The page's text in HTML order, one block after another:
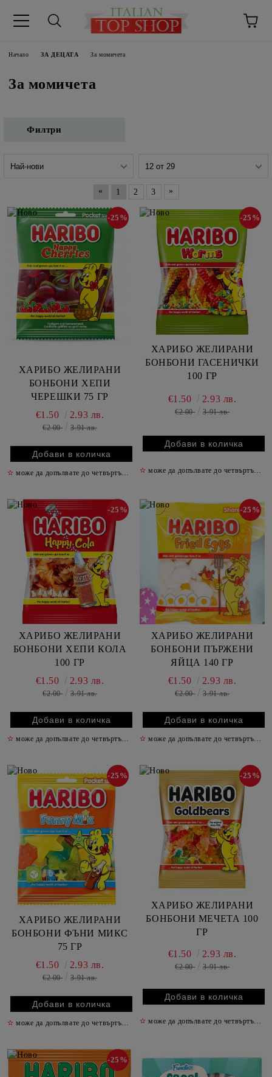
Начало ЗА ДЕЦАТА За момичета
За момичета
Филтри
« 1 2 3 »
ХАРИБО ЖЕЛИРАНИ
БОНБОНИ ХЕПИ
ЧЕРЕШКИ 75 ГР
-25%
€1.50 2.93 лв.
€2.00 3.91 лв.
✫ може да допълвате до четвъртък включително ✫
ХАРИБО ЖЕЛИРАНИ
БОНБОНИ ГАСЕНИЧКИ
100 ГР
-25%
€1.50 2.93 лв.
€2.00 3.91 лв.
✫ може да допълвате до четвъртък включително
ХАРИБО ЖЕЛИРАНИ
БОНБОНИ ХЕПИ КОЛА
100 ГР
-25%
€1.50 2.93 лв.
€2.00 3.91 лв.
✫ може да допълвате до четвъртък включително ✫
ХАРИБО ЖЕЛИРАНИ
БОНБОНИ ПЪРЖЕНИ
ЯЙЦА 140 ГР
-25%
€1.50 2.93 лв.
€2.00 3.91 лв.
✫ може да допълвате до четвъртък включително
ХАРИБО ЖЕЛИРАНИ
БОНБОНИ ФЪНИ МИКС
75 ГР
-25%
€1.50 2.93 лв.
€2.00 3.91 лв.
✫ може да допълвате до четвъртък включително ✫
ХАРИБО ЖЕЛИРАНИ
БОНБОНИ МЕЧЕТА 100
ГР
-25%
€1.50 2.93 лв.
€2.00 3.91 лв.
✫ може да допълвате до четвъртък включително
-25%